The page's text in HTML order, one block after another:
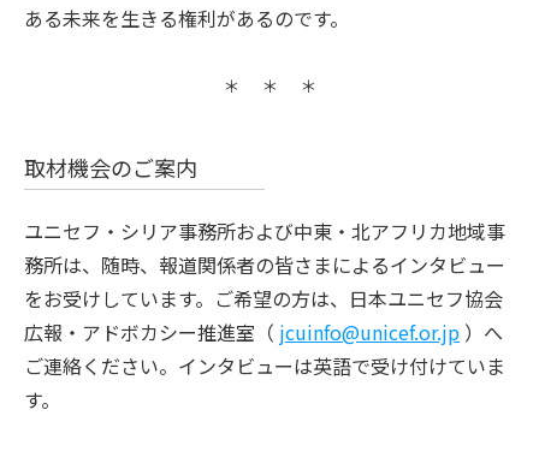
ある未来を生きる権利があるのです。
取材機会のご案内
ユニセフ・シリア事務所および中東・北アフリカ地域事
務所は、随時、報道関係者の皆さまによるインタビュー
をお受けしています。ご希望の方は、日本ユニセフ協会
広報・アドボカシー推進室（ jcuinfo@unicef.or.jp ）へ
ご連絡ください。インタビューは英語で受け付けていま
す。